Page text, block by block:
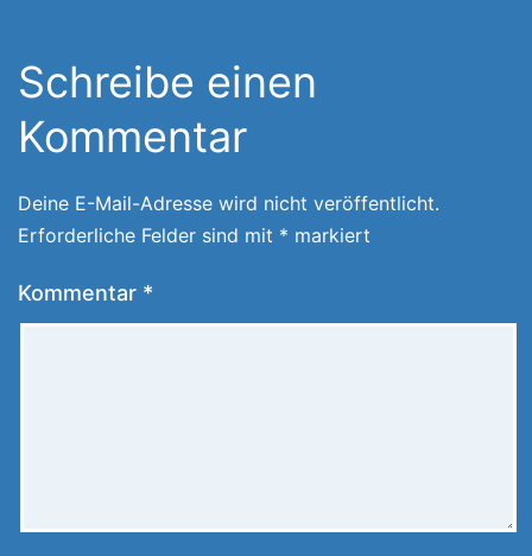
Schreibe einen
Kommentar
Deine E-Mail-Adresse wird nicht veröffentlicht.
Erforderliche Felder sind mit * markiert
Kommentar *